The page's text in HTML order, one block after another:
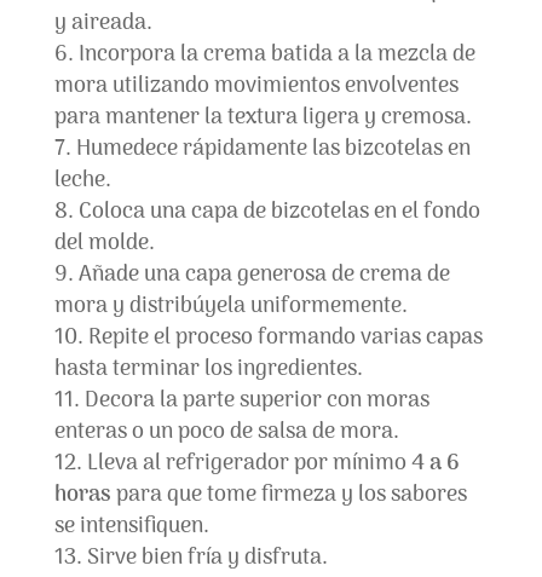
y aireada.
Incorpora la crema batida a la mezcla de
mora utilizando movimientos envolventes
para mantener la textura ligera y cremosa.
Humedece rápidamente las bizcotelas en
leche.
Coloca una capa de bizcotelas en el fondo
del molde.
Añade una capa generosa de crema de
mora y distribúyela uniformemente.
Repite el proceso formando varias capas
hasta terminar los ingredientes.
Decora la parte superior con moras
enteras o un poco de salsa de mora.
Lleva al refrigerador por mínimo4 a 6
horaspara que tome firmeza y los sabores
se intensifiquen.
Sirve bien fría y disfruta.